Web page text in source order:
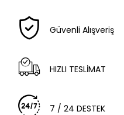
Güvenli Alışveriş
HIZLI TESLİMAT
7 / 24 DESTEK